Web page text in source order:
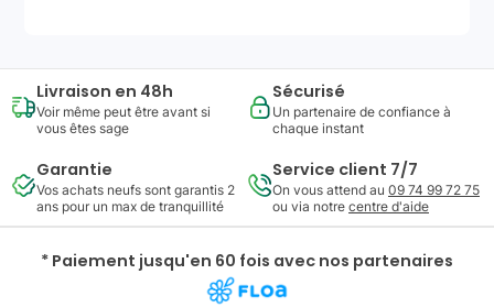
Livraison en 48h
Voir même peut être avant si
vous êtes sage
Sécurisé
Un partenaire de confiance à
chaque instant
Garantie
Vos achats neufs sont garantis 2
ans pour un max de tranquillité
Service client 7/7
On vous attend au 09 74 99 72 75
ou via notre centre d'aide
* Paiement jusqu'en 60 fois avec nos partenaires